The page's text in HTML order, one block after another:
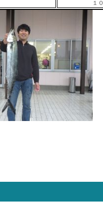
１０